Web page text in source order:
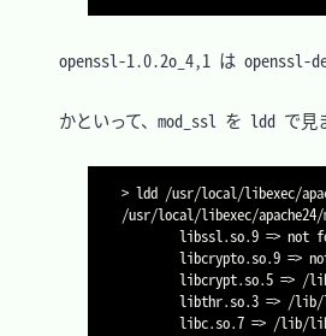
openssl-1.0.2o_4,1 は openssl-
かといって、mod_ssl を ldd で見
> ldd /usr/local/libexec/
/usr/local/libexec/apache24/
        libssl.so.9
=> not
        libcrypto.so.9
=>
        libcrypt.so.5
=> /
        libthr.so.3
=> /lib/
        libc.so.7
=> /lib/